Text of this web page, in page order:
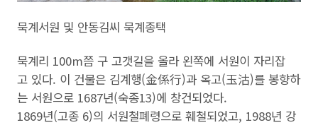
묵계서원 및 안동김씨 묵계종택
묵계리 100m쯤 구 고갯길을 올라 왼쪽에 서원이 자리잡
고 있다. 이 건물은 김계행(金係行)과 옥고(玉沽)를 봉향하
는 서원으로 1687년(숙종13)에 창건되었다.
1869년(고종 6)의 서원철폐령으로 훼철되었고, 1988년 강